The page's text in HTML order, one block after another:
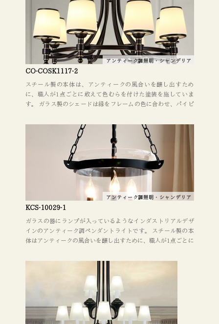
もお気軽にご相談ください。
アンティーク調照明・シャンデリア
CO-COSK1117-2
スチール製の本体は、アンティークの風合いを醸し出すため
に、職人が1点ごとに敢えて色むらを付けた塗装を施していま
す。 ガラス製のシェードは縁をフレームの色に合わせ、パイピ
ェ・ホテル・ショップ・店舗などの商業施設にお勧め。 照明器
具を取り替えるだけでも、お部屋のイメージがガラッと変わり
ます。 デザインやレイアウトに関してもお気軽にご相談くださ
アンティーク調照明・シャンデリア
KCS-10029-1
ガラスの器にランプが入っているようなインダストリアルデザ
インのアンティーク調ペンダントライトです。 スチール製の本
体はアンティークの風合いを醸し出すために、職人が1点ごとに
ッドルーム、レストラン・カフェ・ホテル・ショップ・店舗な
屋のイメージがガラッと変わります。 デザインやレイアウトに
関してもお気軽にご相談ください。